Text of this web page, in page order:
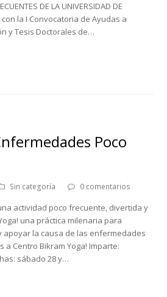
DE LA UNIVERSIDAD DE
la I Convocatoria de Ayudas a
y Tesis Doctorales de…
Poco
Sin categoría 0 comentarios
actividad poco frecuente, divertida y
una práctica milenaria para
apoyar la causa de las enfermedades
a Centro Bikram Yoga! Imparte:
sábado 28 y…